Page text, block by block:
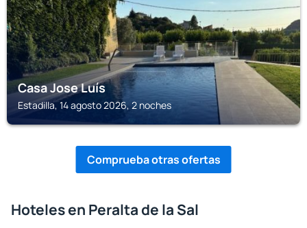
Casa Jose Luís
Estadilla, 14 agosto 2026, 2 noches
Comprueba otras ofertas
Hoteles en Peralta de la Sal